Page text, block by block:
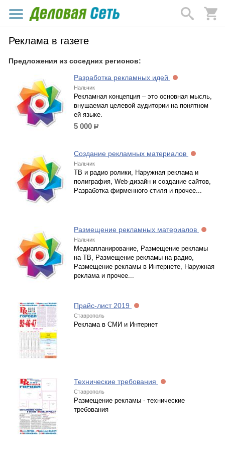
Реклама в газете
Предложения из соседних регионов:
Разработка рекламных идей
Нальчик
Рекламная концепция – это основная мысль,
внушаемая целевой аудитории на понятном
ей языке.
5 000 р.
Создание рекламных материалов
Нальчик
ТВ и радио ролики, Наружная реклама и
полиграфия, Web-дизайн и создание сайтов,
Разработка фирменного стиля и прочее...
Размещение рекламных материалов
Нальчик
Медиапланирование, Размещение рекламы
на ТВ, Размещение рекламы на радио,
Размещение рекламы в Интернете, Наружная
реклама и прочее...
Прайс-лист 2019
Ставрополь
Реклама в СМИ и Интернет
Технические требования
Ставрополь
Размещение рекламы - технические
требования